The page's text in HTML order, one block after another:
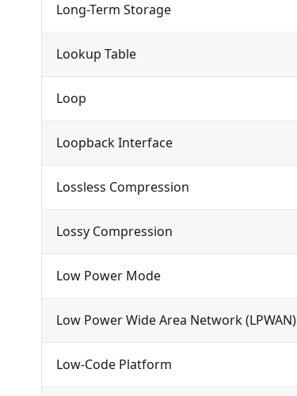
Long-Term Storage
Lookup Table
Loop
Loopback Interface
Lossless Compression
Lossy Compression
Low Power Mode
Low Power Wide Area Network (LPWAN)
Low-Code Platform